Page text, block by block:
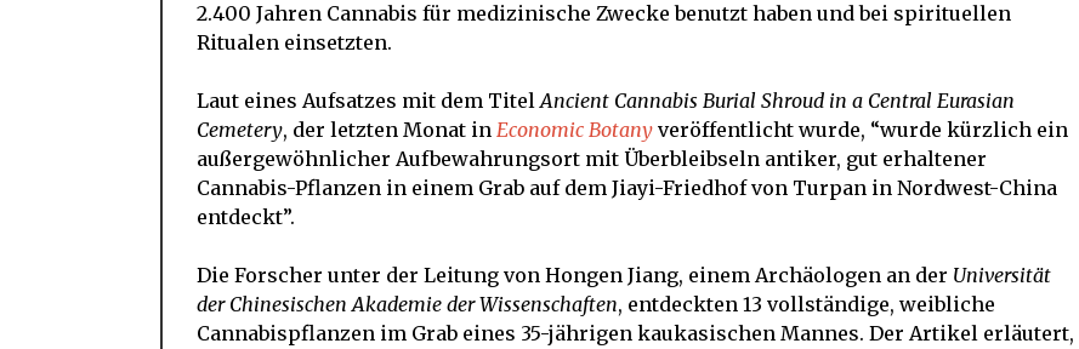
2.400 Jahren Cannabis für medizinische Zwecke benutzt haben und bei spirituellen
Ritualen einsetzten.
Laut eines Aufsatzes mit dem TitelAncient Cannabis Burial Shroud in a Central Eurasian
Cemetery, der letzten Monat in Economic Botany veröffentlicht wurde, “wurde kürzlich ein
außergewöhnlicher Aufbewahrungsort mit Überbleibseln antiker, gut erhaltener
Cannabis-Pflanzen in einem Grab auf dem Jiayi-Friedhof von Turpan in Nordwest-China
entdeckt”.
Die Forscher unter der Leitung von Hongen Jiang, einem Archäologen an der Universität
der Chinesischen Akademie der Wissenschaften, entdeckten 13 vollständige, weibliche
Cannabispflanzen im Grab eines 35-jährigen kaukasischen Mannes. Der Artikel erläutert,